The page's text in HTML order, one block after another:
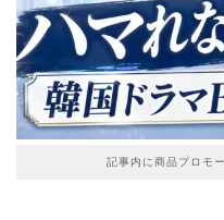
記事内に商品プロモ